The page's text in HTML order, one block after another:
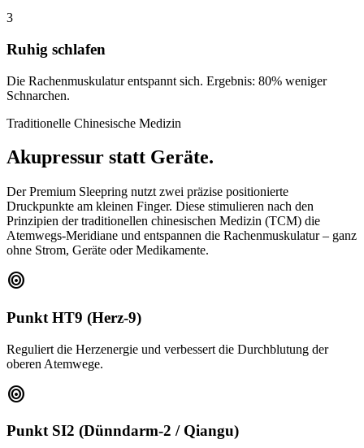
3
Ruhig schlafen
Die Rachenmuskulatur entspannt sich. Ergebnis: 80% weniger
Schnarchen.
Traditionelle Chinesische Medizin
Akupressur statt Geräte.
Der Premium Sleepring nutzt zwei präzise positionierte
Druckpunkte am kleinen Finger. Diese stimulieren nach den
Prinzipien der traditionellen chinesischen Medizin (TCM) die
Atemwegs-Meridiane und entspannen die Rachenmuskulatur – ganz
ohne Strom, Geräte oder Medikamente.
target
Punkt HT9 (Herz-9)
Reguliert die Herzenergie und verbessert die Durchblutung der
oberen Atemwege.
target
Punkt SI2 (Dünndarm-2 / Qiangu)